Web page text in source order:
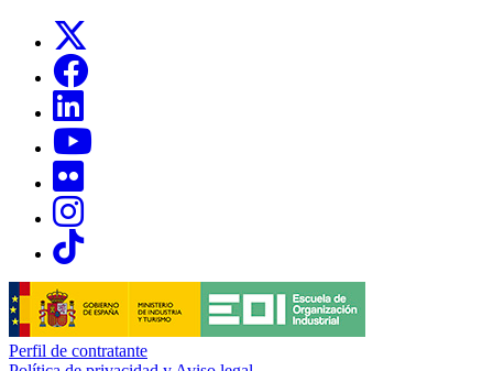
Links, Opens in this window
Links, Opens in this window
Links, Opens in this window
Links, Opens in this window
Links, Opens in this window
Perfil de contratante